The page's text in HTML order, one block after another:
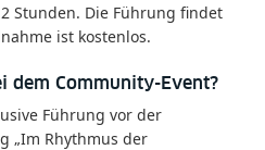
Stunden. Die Führung findet
ist kostenlos.
dem Community-Event?
Führung vor der
„Im Rhythmus der